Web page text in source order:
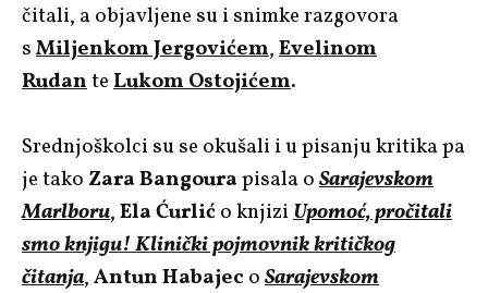
čitali, a objavljene su i snimke razgovora
sMiljenkom Jergovićem,Evelinom
RudanteLukom Ostojićem.
Srednjoškolci su se okušali i u pisanju kritika pa
je tako Zara Bangourapisala oSarajevskom
Marlboru,Ela Ćurlićo knjiziUpomoć, pročitali
smo knjigu! Klinički pojmovnik kritičkog
čitanja,Antun Habajec oSarajevskom